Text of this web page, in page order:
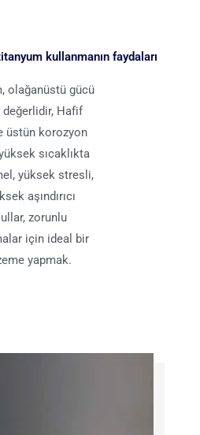
kullanmanın faydaları
olağanüstü gücü
Hafif
üstün korozyon
sıcaklıkta
yüksek stresli,
aşındırıcı
zorunlu
için ideal bir
yapmak.